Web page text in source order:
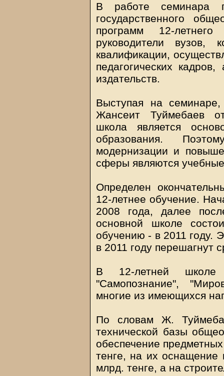
В работе семинара
государственного
программ 12-
руководители вузов,
квалификации,
педагогических
издательств.
Выступая на
Жансеит Туймебаев
школа является
образования.
модернизации и
сферы являются
Определен
12-летнее обучение.
2008 года, далее
основной школе
обучению - в 2011 году.
в 2011 году перешагнут
В 12-летней
"Самопознание",
многие из имеющихся
По словам Ж.
технической базы
обеспечение
тенге, на их
млрд. тенге, а на